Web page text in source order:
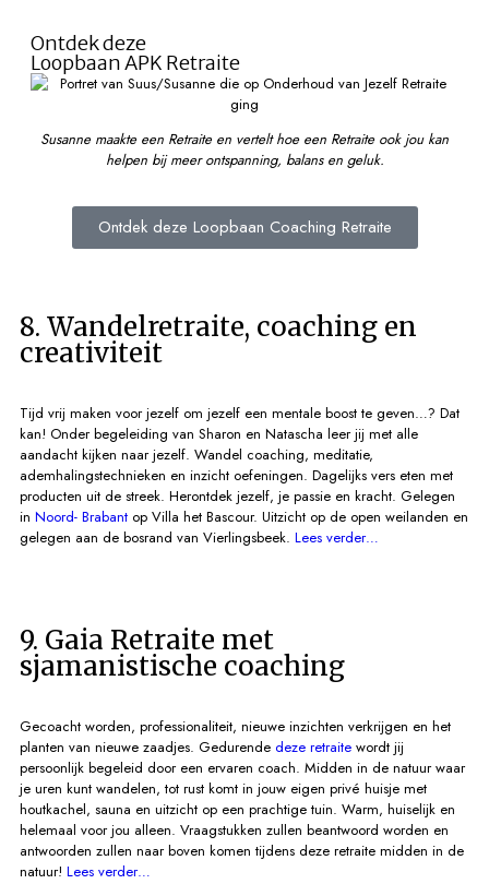
Ontdek deze
Loopbaan APK Retraite
Susanne maakte een Retraite en vertelt hoe een Retraite ook jou kan
helpen bij meer ontspanning, balans en geluk.
Ontdek deze Loopbaan Coaching Retraite
8. Wandelretraite, coaching en
creativiteit
Tijd vrij maken voor jezelf om jezelf een mentale boost te geven…? Dat
kan! Onder begeleiding van Sharon en Natascha leer jij met alle
aandacht kijken naar jezelf. Wandel coaching, meditatie,
ademhalingstechnieken en inzicht oefeningen. Dagelijks vers eten met
producten uit de streek. Herontdek jezelf, je passie en kracht. Gelegen
in Noord- Brabant op Villa het Bascour. Uitzicht op de open weilanden en
gelegen aan de bosrand van Vierlingsbeek. Lees verder…
9. Gaia Retraite met
sjamanistische coaching
Gecoacht worden, professionaliteit, nieuwe inzichten verkrijgen en het
planten van nieuwe zaadjes. Gedurende deze retraite wordt jij
persoonlijk begeleid door een ervaren coach. Midden in de natuur waar
je uren kunt wandelen, tot rust komt in jouw eigen privé huisje met
houtkachel, sauna en uitzicht op een prachtige tuin. Warm, huiselijk en
helemaal voor jou alleen. Vraagstukken zullen beantwoord worden en
antwoorden zullen naar boven komen tijdens deze retraite midden in de
natuur! Lees verder…